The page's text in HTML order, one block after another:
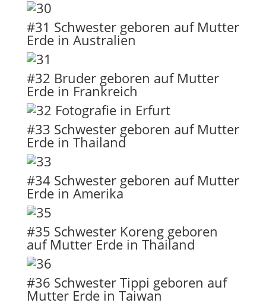
#31 Schwester geboren auf Mutter
Erde in Australien
#32 Bruder geboren auf Mutter
Erde in Frankreich
#33 Schwester geboren auf Mutter
Erde in Thailand
#34 Schwester geboren auf Mutter
Erde in Amerika
#35 Schwester Koreng geboren
auf Mutter Erde in Thailand
#36 Schwester Tippi geboren auf
Mutter Erde in Taiwan